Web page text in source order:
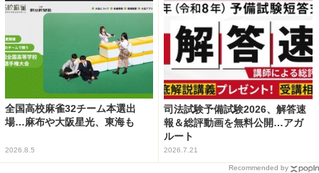
全国高校麻雀32チーム本選出
場…麻布や大阪星光、東海も
2026.8.5
司法試験予備試験2026、解答速
報＆総評動画を無料公開…アガ
ルート
2026.7.21
Recommended by